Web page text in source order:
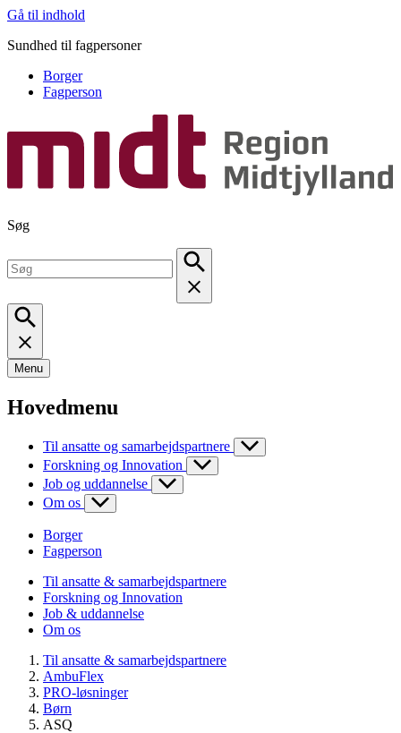
Gå til indhold
Sundhed til fagpersoner
Borger
Fagperson
Søg
Menu
Hovedmenu
Til ansatte og samarbejdspartnere
Forskning og Innovation
Job og uddannelse
Om os
Borger
Fagperson
Til ansatte & samarbejdspartnere
Forskning og Innovation
Job & uddannelse
Om os
Til ansatte & samarbejdspartnere
AmbuFlex
PRO-løsninger
Børn
ASQ